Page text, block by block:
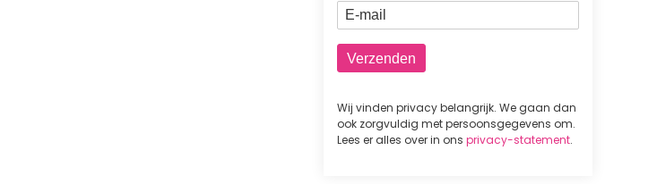
E-mail
Wij vinden privacy belangrijk. We gaan dan
ook zorgvuldig met persoonsgegevens om.
Lees er alles over in ons privacy-statement.